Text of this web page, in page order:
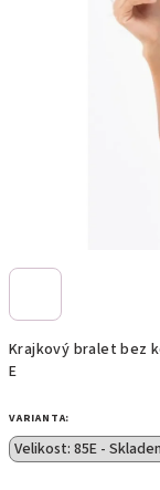
Krajkový bralet bez
E
VARIANTA: